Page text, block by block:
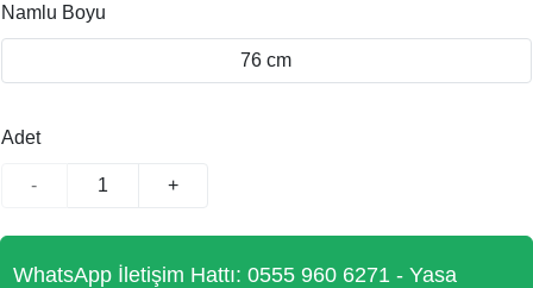
Namlu Boyu
76 cm
Adet
- +
WhatsApp İletişim Hattı: 0555 960 6271 - Yasa